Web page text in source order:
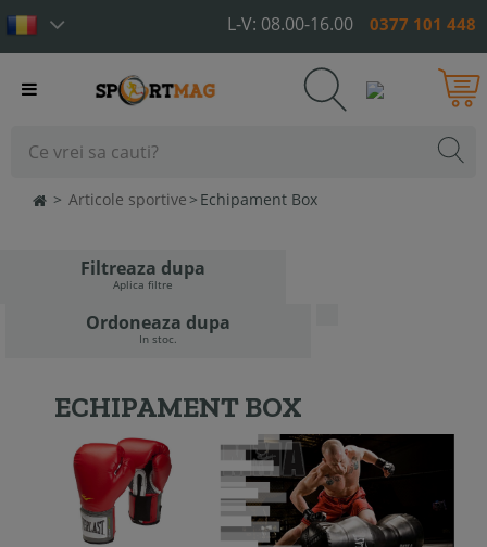
L-V: 08.00-16.00 0377 101 448
Toggle
> Articole sportive > Echipament Box
Filtreaza dupa
Aplica filtre
Ordoneaza dupa
In stoc.
ECHIPAMENT BOX